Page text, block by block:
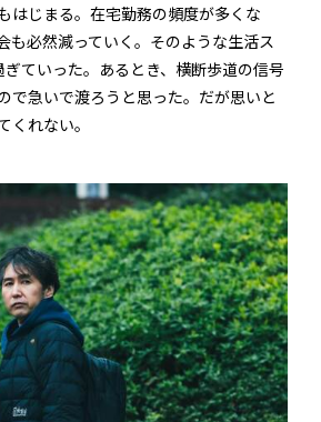
はじまる。在宅勤務の頻度が多くな
も必然減っていく。そのような生活ス
ていった。あるとき、横断歩道の信号
で急いで渡ろうと思った。だが思いと
くれない。